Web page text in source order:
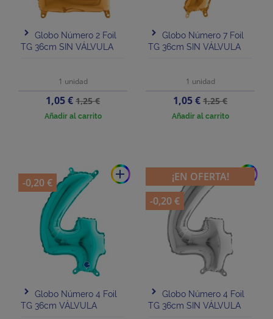
Globo Número 2 Foil
TG 36cm SIN VÁLVULA
1 unidad
Precio
1,05 €Precio
base
1,25 €
Añadir al carrito
Globo Número 7 Foil
TG 36cm SIN VÁLVULA
1 unidad
Precio
1,05 €Precio
base
1,25 €
Añadir al carrito
add
Globo Número 4 Foil
TG 36cm VÁLVULA
-0,20 €
add
Globo Número 4 Foil
TG 36cm SIN VÁLVULA
¡EN OFERTA!
-0,20 €